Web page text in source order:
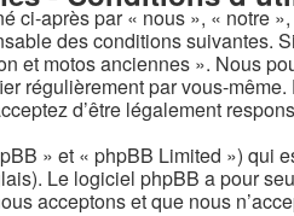
après par « nous », « notre
des conditions suivantes.
et motos anciennes ». Nous
régulièrement par vous-
d’être légalement
» et « phpBB Limited ») qui
Le logiciel phpBB a pour
acceptons et que nous